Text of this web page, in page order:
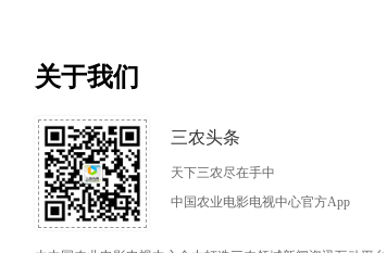
关于我们
三农头条
天下三农尽在手中
中国农业电影电视中心官方App